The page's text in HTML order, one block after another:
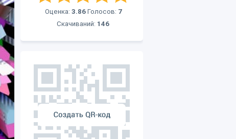
Оценка: 3.86 Голосов: 7
Скачиваний: 146